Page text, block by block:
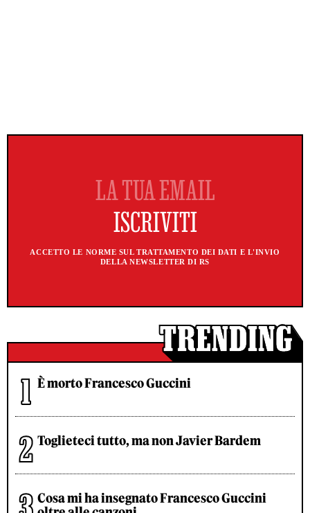
ACCETTO LE NORME SUL TRATTAMENTO DEI DATI E L'INVIO
DELLA NEWSLETTER DI RS
È morto Francesco Guccini
Toglieteci tutto, ma non Javier Bardem
Cosa mi ha insegnato Francesco Guccini